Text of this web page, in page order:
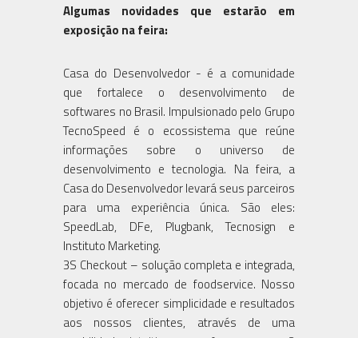
Algumas novidades que estarão em
exposição na feira:
Casa do Desenvolvedor - é a comunidade
que fortalece o desenvolvimento de
softwares no Brasil. Impulsionado pelo Grupo
TecnoSpeed é o ecossistema que reúne
informações sobre o universo de
desenvolvimento e tecnologia. Na feira, a
Casa do Desenvolvedor levará seus parceiros
para uma experiência única. São eles:
SpeedLab, DFe, Plugbank, Tecnosign e
Instituto Marketing.
3S Checkout – solução completa e integrada,
focada no mercado de foodservice. Nosso
objetivo é oferecer simplicidade e resultados
aos nossos clientes, através de uma